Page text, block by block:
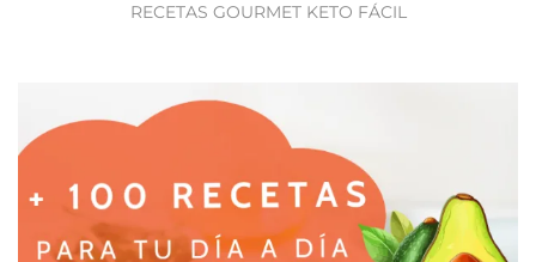
RECETAS GOURMET KETO FÁCIL